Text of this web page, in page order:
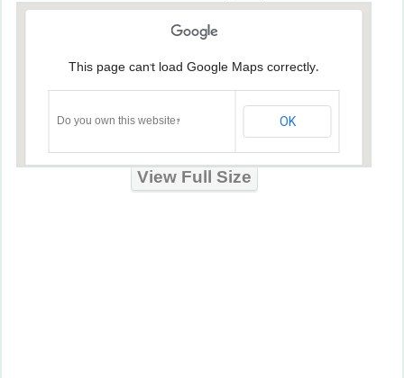
This page can't load Google Maps correctly.
Do you own this website? OK
View Full Size